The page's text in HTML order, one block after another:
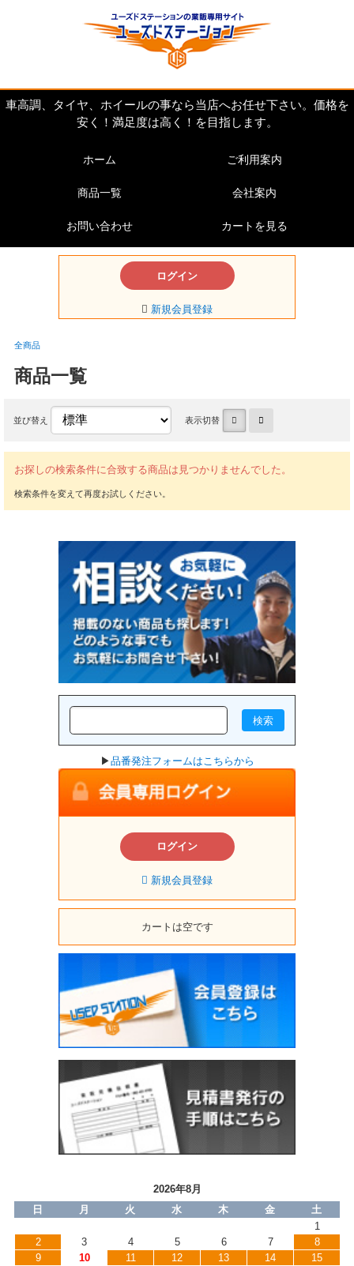
車高調、タイヤ、ホイールの事なら当店へお任せ下さい。価格を
安く！満足度は高く！を目指します。
ホーム ご利用案内
商品一覧 会社案内
お問い合わせ カートを見る
ログイン
新規会員登録
全商品
商品一覧
並び替え 表示切替
お探しの検索条件に合致する商品は見つかりませんでした。
検索
▶品番発注フォームはこちらから
ログイン
新規会員登録
カートは空です
2026年8月
日
月 火 水 木 金
土
1
2
3 4 5 6 7
8
9
10 11 12 13 14
15